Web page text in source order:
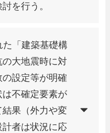
を行う。
た「建築基礎構
大地震時に対
設定等が明確
不確定要素が
果（外力や変
者は状況に応